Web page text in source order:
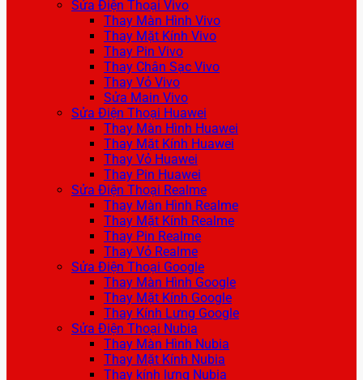
Sửa Điện Thoại Vivo
Thay Màn Hình Vivo
Thay Mặt Kính Vivo
Thay Pin Vivo
Thay Chân Sạc Vivo
Thay Vỏ Vivo
Sửa Main Vivo
Sửa Điện Thoại Huawei
Thay Màn Hình Huawei
Thay Mặt Kính Huawei
Thay Vỏ Huawei
Thay Pin Huawei
Sửa Điện Thoại Realme
Thay Màn Hình Realme
Thay Mặt Kính Realme
Thay Pin Realme
Thay Vỏ Realme
Sửa Điện Thoại Google
Thay Màn Hình Google
Thay Mặt Kính Google
Thay Kính Lưng Google
Sửa Điện Thoại Nubia
Thay Màn Hình Nubia
Thay Mặt Kính Nubia
Thay kính lưng Nubia